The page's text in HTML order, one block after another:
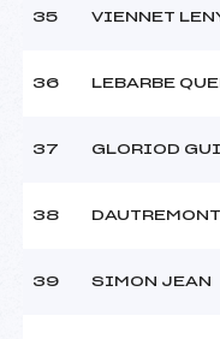
35 VIENNET
36 LEBARBE
37 GLORIOD
38
39 SIMON JEAN